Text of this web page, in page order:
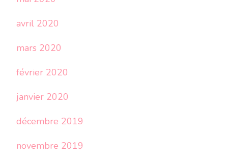
avril 2020
mars 2020
février 2020
janvier 2020
décembre 2019
novembre 2019